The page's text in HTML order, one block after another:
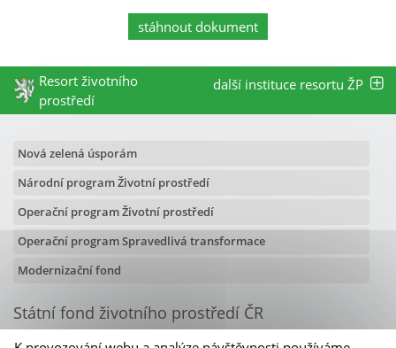
stáhnout dokument
Resort životního
prostředí
další instituce resortu ŽP
Nová zelená úsporám
Národní program Životní prostředí
Operační program Životní prostředí
Operační program Spravedlivá transformace
Modernizační fond
Státní fond životního prostředí ČR
Olbrachtova 2006/9